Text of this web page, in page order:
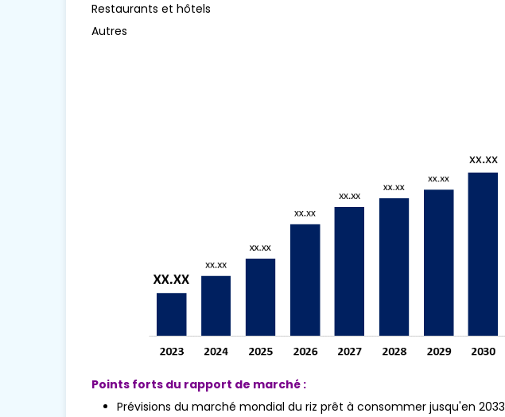
Restaurants et hôtels
Autres
Points forts du rapport de marché :
Prévisions du marché mondial du riz prêt à consommer jusqu'en 2033